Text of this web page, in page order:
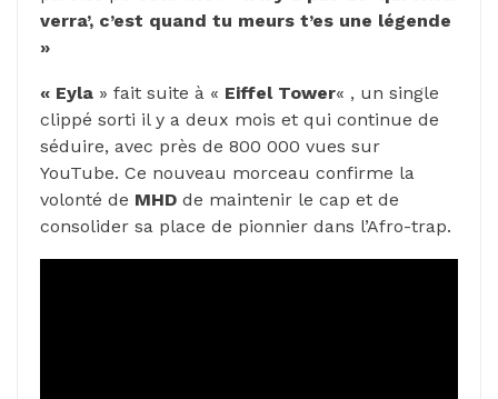
verra’, c’est quand tu meurs t’es une légende
»
« Eyla » fait suite à « Eiffel Tower« , un single
clippé sorti il y a deux mois et qui continue de
séduire, avec près de 800 000 vues sur
YouTube. Ce nouveau morceau confirme la
volonté de MHD de maintenir le cap et de
consolider sa place de pionnier dans l’Afro-trap.